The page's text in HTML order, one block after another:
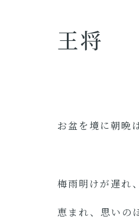
王将
お盆を境に朝晩
梅雨明けが遅れ
恵まれ、思いの